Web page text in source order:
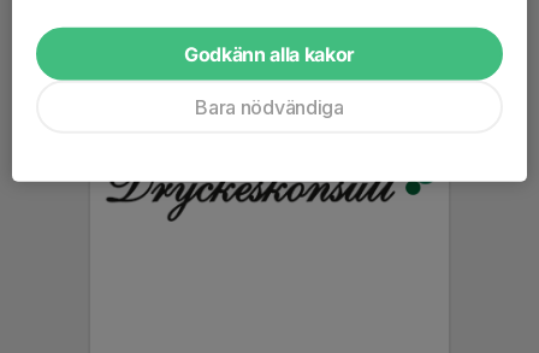
Godkänn alla kakor
Bara nödvändiga